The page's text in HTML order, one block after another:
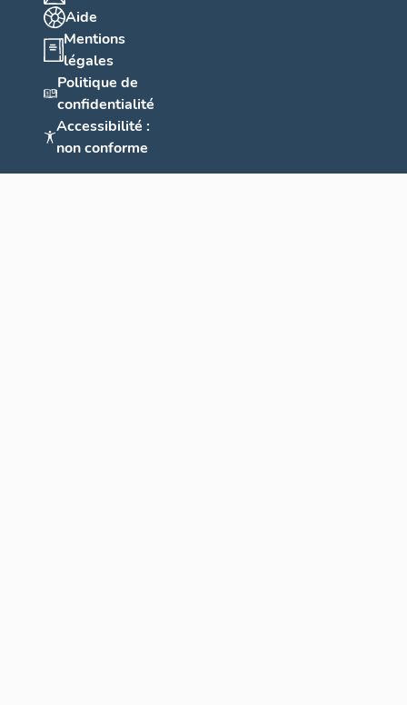
Aide
Mentions
légales
Politique de
confidentialité
Accessibilité :
non conforme